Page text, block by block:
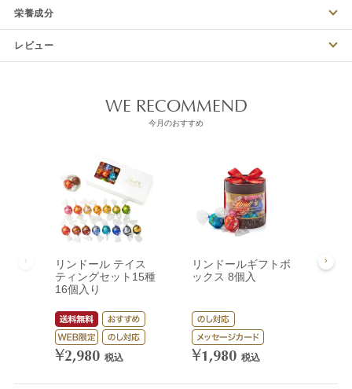
栄養成分
レビュー
WE RECOMMEND
今月のおすすめ
リンドール テイス
ティングセット15種
16個入り
¥2,980 税込
リンドールギフトボ
ックス 8個入
¥1,980 税込
リ